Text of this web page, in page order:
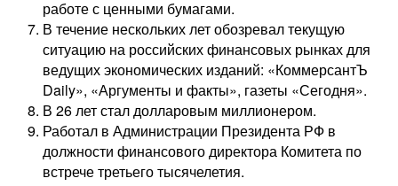
работе с ценными бумагами.
В течение нескольких лет обозревал текущую
ситуацию на российских финансовых рынках для
ведущих экономических изданий: «КоммерсантЪ
Daily», «Аргументы и факты», газеты «Сегодня».
В 26 лет стал долларовым миллионером.
Работал в Администрации Президента РФ в
должности финансового директора Комитета по
встрече третьего тысячелетия.